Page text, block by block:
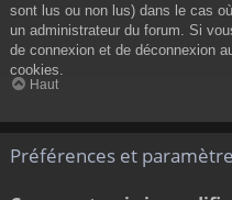
sont lus ou non lus) dans le cas
un administrateur du forum. Si
de connexion et de déconnexion
cookies.
Haut
Préférences et